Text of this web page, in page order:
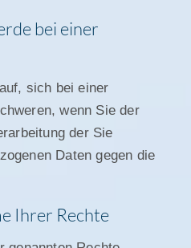
bei einer
sich bei einer
wenn Sie der
der Sie
Daten gegen die
Ihrer Rechte